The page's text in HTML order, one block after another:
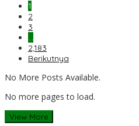
1
2
3
…
2,183
Berikutnya
No More Posts Available.
No more pages to load.
View More